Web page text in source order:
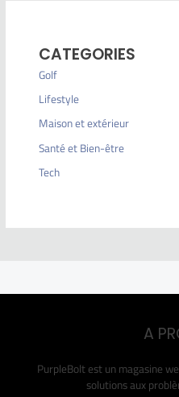
CATEGORIES
Golf
Lifestyle
Maison et extérieur
Santé et Bien-être
Tech
A
PurpleBolt est un magasine
solutions aux